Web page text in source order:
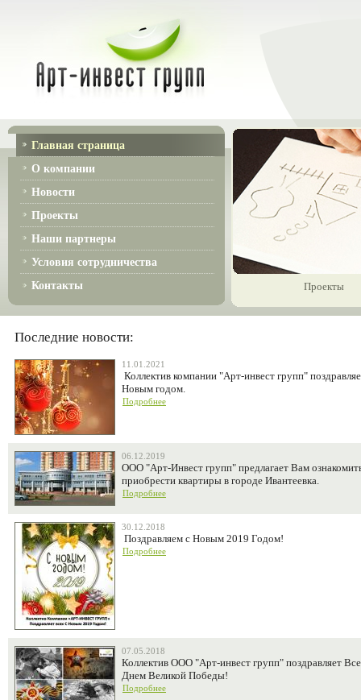
Главная страница
О компании
Новости
Проекты
Наши партнеры
Условия сотрудничества
Контакты
Проекты
Последние новости:
11.01.2021
Коллектив компании "Арт-инвест групп"
Новым годом.
Подробнее
06.12.2019
ООО "Арт-Инвест групп" предлагает Вам
приобрести квартиры в городе Ивантеевка.
Подробнее
30.12.2018
Поздравляем с Новым 2019 Годом!
Подробнее
07.05.2018
Коллектив ООО "Арт-инвест групп" поздравляет
Днем Великой Победы!
Подробнее